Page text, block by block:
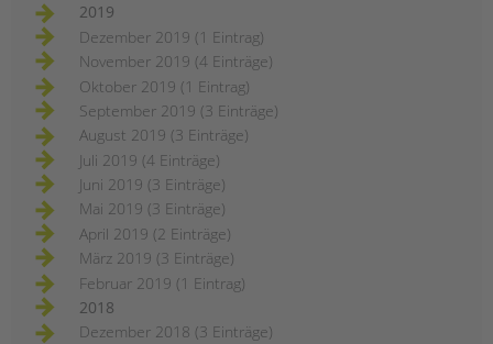
2019
Dezember 2019 (1 Eintrag)
November 2019 (4 Einträge)
Oktober 2019 (1 Eintrag)
September 2019 (3 Einträge)
August 2019 (3 Einträge)
Juli 2019 (4 Einträge)
Juni 2019 (3 Einträge)
Mai 2019 (3 Einträge)
April 2019 (2 Einträge)
März 2019 (3 Einträge)
Februar 2019 (1 Eintrag)
2018
Dezember 2018 (3 Einträge)